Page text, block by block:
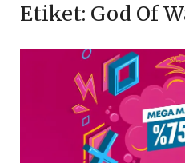
Etiket: God Of